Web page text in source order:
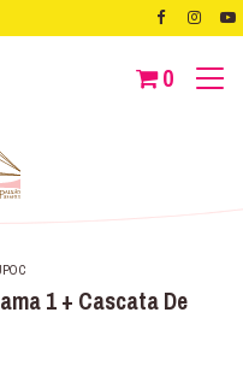
0
C
1 + Cascata De